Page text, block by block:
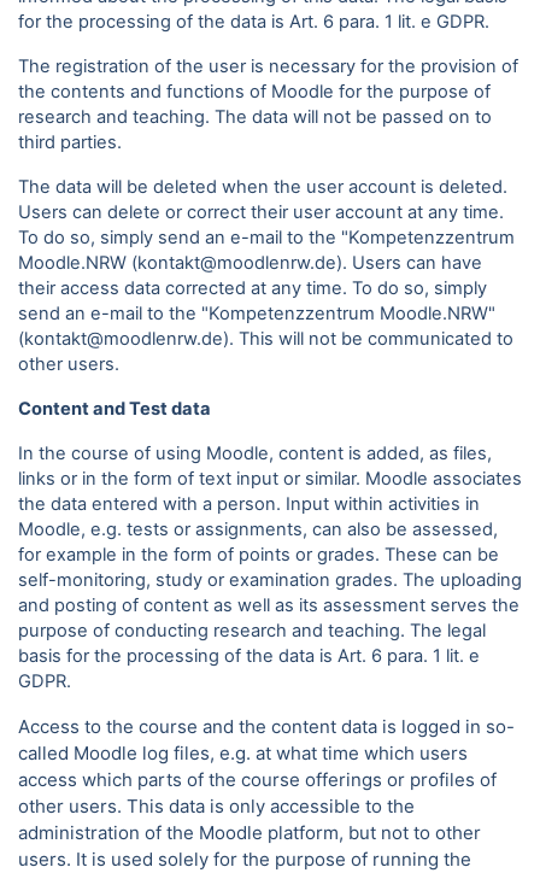
for the processing of the data is Art. 6 para. 1 lit. e GDPR.
The registration of the user is necessary for the provision of
the contents and functions of Moodle for the purpose of
research and teaching. The data will not be passed on to
third parties.
The data will be deleted when the user account is deleted.
Users can delete or correct their user account at any time.
To do so, simply send an e-mail to the "Kompetenzzentrum
Moodle.NRW (kontakt@moodlenrw.de). Users can have
their access data corrected at any time. To do so, simply
send an e-mail to the "Kompetenzzentrum Moodle.NRW"
(kontakt@moodlenrw.de). This will not be communicated to
other users.
Content and Test data
In the course of using Moodle, content is added, as files,
links or in the form of text input or similar. Moodle associates
the data entered with a person. Input within activities in
Moodle, e.g. tests or assignments, can also be assessed,
for example in the form of points or grades. These can be
self-monitoring, study or examination grades. The uploading
and posting of content as well as its assessment serves the
purpose of conducting research and teaching. The legal
basis for the processing of the data is Art. 6 para. 1 lit. e
GDPR.
Access to the course and the content data is logged in so-
called Moodle log files, e.g. at what time which users
access which parts of the course offerings or profiles of
other users. This data is only accessible to the
administration of the Moodle platform, but not to other
users. It is used solely for the purpose of running the